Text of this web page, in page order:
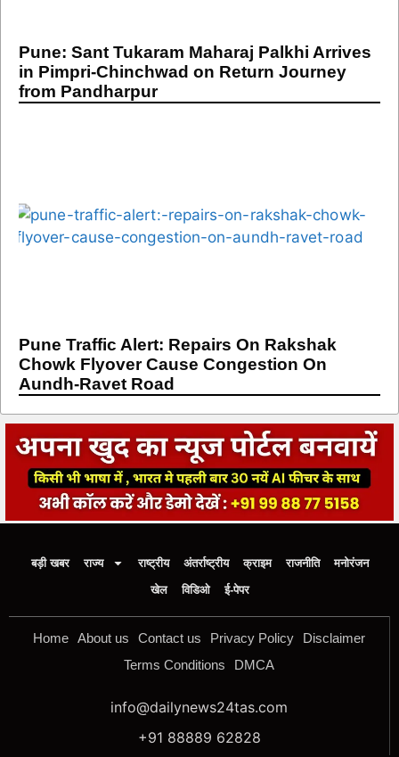
Pune: Sant Tukaram Maharaj Palkhi Arrives
in Pimpri-Chinchwad on Return Journey
from Pandharpur
Pune Traffic Alert: Repairs On Rakshak
Chowk Flyover Cause Congestion On
Aundh-Ravet Road
बड़ी खबर राज्य राष्ट्रीय अंतर्राष्ट्रीय क्राइम राजनीति
मनोरंजन
खेल
विडिओ ई-पेपर
Home About us Contact us Privacy Policy
Disclaimer
Terms Conditions
DMCA
info@dailynews24tas.com
+91 88889 62828